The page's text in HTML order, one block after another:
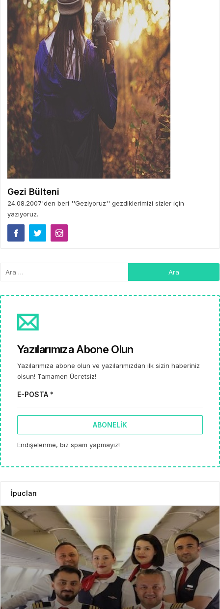
Gezi Bülteni
24.08.2007'den beri ''Geziyoruz'' gezdiklerimizi sizler için
yazıyoruz.
Yazılarımıza Abone Olun
Yazılarımıza abone olun ve yazılarımızdan ilk sizin haberiniz
olsun! Tamamen Ücretsiz!
E-POSTA *
ABONELIK
Endişelenme, biz spam yapmayız!
İpucları